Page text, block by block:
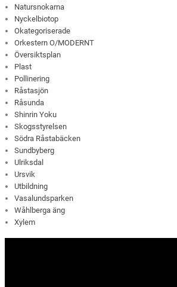
Natursnokarna
Nyckelbiotop
Okategoriserade
Orkestern O/MODERNT
Översiktsplan
Plast
Pollinering
Råstasjön
Råsunda
Shinrin Yoku
Skogsstyrelsen
Södra Råstabäcken
Sundbyberg
Ulriksdal
Ursvik
Utbildning
Vasalundsparken
Wåhlberga äng
Xylem